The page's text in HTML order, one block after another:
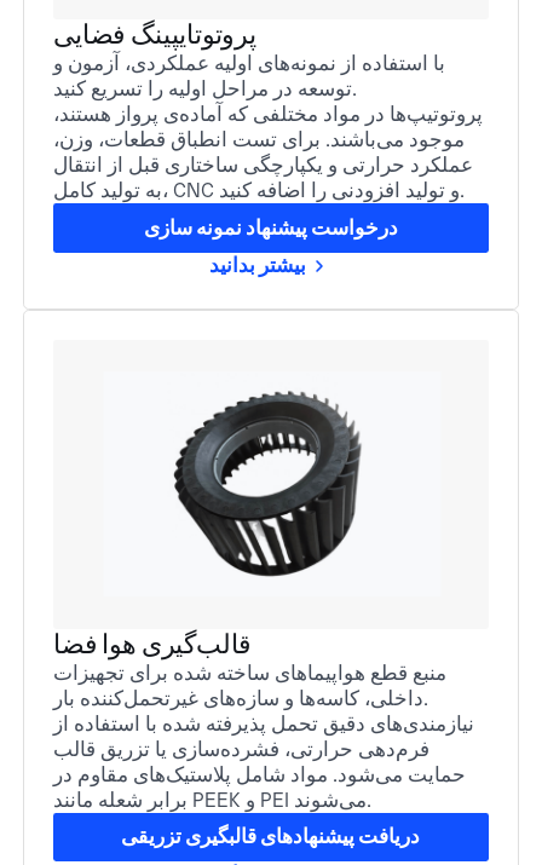
پروتوتایپینگ فضایی
با استفاده از نمونه‌های اولیه عملکردی، آزمون و
توسعه در مراحل اولیه را تسریع کنید.
پروتوتیپ‌ها در مواد مختلفی که آماده‌ی پرواز هستند،
موجود می‌باشند. برای تست انطباق قطعات، وزن،
عملکرد حرارتی و یکپارچگی ساختاری قبل از انتقال
به تولید کامل، CNC و تولید افزودنی را اضافه کنید.
درخواست پیشنهاد نمونه سازی
بیشتر بدانید
قالب‌گیری هوا فضا
منبع قطع هواپیماهای ساخته شده برای تجهیزات
داخلی، کاسه‌ها و سازه‌های غیرتحمل‌کننده بار.
نیازمندی‌های دقیق تحمل پذیرفته شده با استفاده از
فرم‌دهی حرارتی، فشرده‌سازی یا تزریق قالب
حمایت می‌شود. مواد شامل پلاستیک‌های مقاوم در
برابر شعله مانند PEEK و PEI می‌شوند.
دریافت پیشنهادهای قالبگیری تزریقی